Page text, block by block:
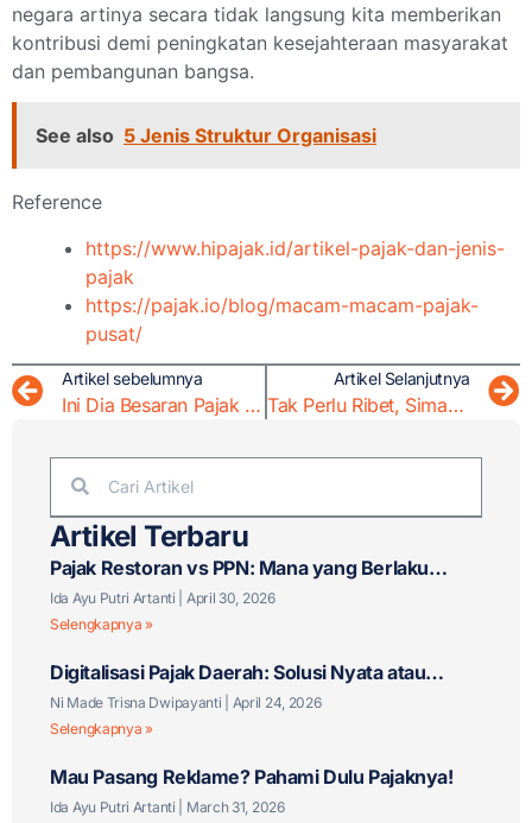
negara artinya secara tidak langsung kita memberikan
kontribusi demi peningkatan kesejahteraan masyarakat
dan pembangunan bangsa.
See also 5 Jenis Struktur Organisasi
Reference
https://www.hipajak.id/artikel-pajak-dan-jenis-
pajak
https://pajak.io/blog/macam-macam-pajak-
pusat/
Artikel sebelumnya
Ini Dia Besaran Pajak Pembelian Tanah!
Artikel Selanjutnya
Tak Perlu Ribet, Simak 3 Cara Bayar Pajak Motor
Artikel Terbaru
Pajak Restoran vs PPN: Mana yang Berlaku
untuk Bisnis F&B Anda?
Ida Ayu Putri Artanti
April 30, 2026
Selengkapnya »
Digitalisasi Pajak Daerah: Solusi Nyata atau
Tantangan Baru?
Ni Made Trisna Dwipayanti
April 24, 2026
Selengkapnya »
Mau Pasang Reklame? Pahami Dulu Pajaknya!
Ida Ayu Putri Artanti
March 31, 2026